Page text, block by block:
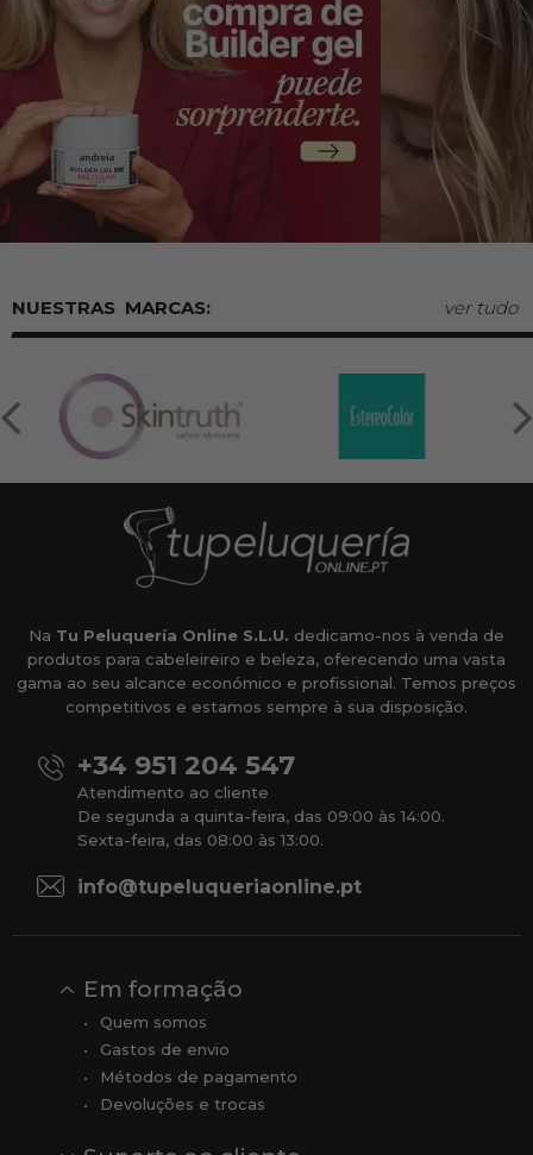
MARCAS: ver tudo
Na Tu Peluquería Online S.L.U. dedicamo-nos à venda de
produtos para cabeleireiro e beleza, oferecendo uma vasta
gama ao seu alcance económico e profissional. Temos preços
competitivos e estamos sempre à sua disposição.
+34 951 204 547
Atendimento ao cliente
De segunda a quinta-feira, das 09:00 às 14:00.
Sexta-feira, das 08:00 às 13:00.
info@tupeluqueriaonline.pt
Em formação
Quem somos
Gastos de envio
Métodos de pagamento
Devoluções e trocas